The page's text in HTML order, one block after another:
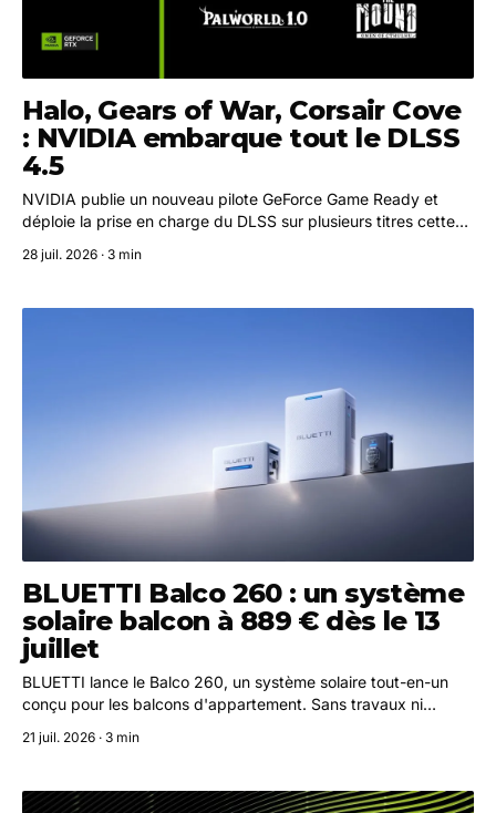
Halo, Gears of War, Corsair Cove
: NVIDIA embarque tout le DLSS
4.5
NVIDIA publie un nouveau pilote GeForce Game Ready et
déploie la prise en charge du DLSS sur plusieurs titres cette
juillet.
28 juil. 2026 · 3 min
BLUETTI Balco 260 : un système
solaire balcon à 889 € dès le 13
juillet
BLUETTI lance le Balco 260, un système solaire tout-en-un
conçu pour les balcons d'appartement. Sans travaux ni
sur la facture d'électricité.
21 juil. 2026 · 3 min